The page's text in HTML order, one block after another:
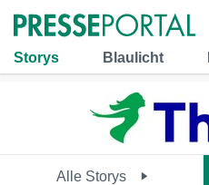
Storys Blaulicht
Alle Storys